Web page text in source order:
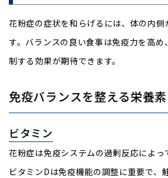
花粉症の症状を和らげるには、体の内側
す。バランスの良い食事は免疫力を高め
制する効果が期待できます。
免疫バランスを整える栄養素
ビタミン
花粉症は免疫システムの過剰反応によっ
ビタミンDは免疫機能の調整に重要で、